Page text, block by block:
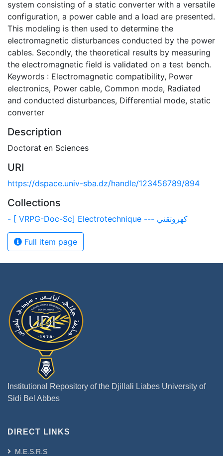
system consisting of a static converter with a versatile
configuration, a power cable and a load are presented.
This modeling is then used to determine the
electromagnetic disturbances conducted by the power
cables. Secondly, the theoretical results by measuring
the electromagnetic field is validated on a test bench.
Keywords : Electromagnetic compatibility, Power
electronics, Power cable, Common mode, Radiated
and conducted disturbances, Differential mode, static
converter
Description
Doctorat en Sciences
URI
https://dspace.univ-sba.dz/handle/123456789/894
Collections
- [ VRPG-Doc-Sc] Electrotechnique --- كهروتقني
Full item page
Institutional Repository of the Djillali Liabes University of
Sidi Bel Abbes
DIRECT LINKS
M.E.S.R.S